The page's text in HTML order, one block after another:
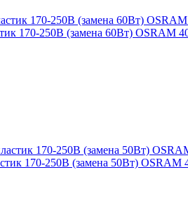
170-250В (замена 60Вт) OSRAM
170-250В (замена 50Вт) OSRAM